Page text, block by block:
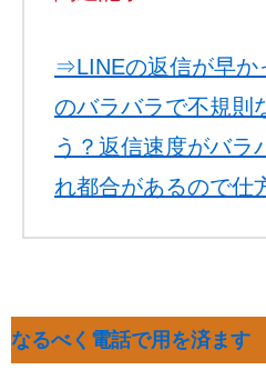
⇒LINEの返信が早か
のバラバラで不規則
う？返信速度がバラ
れ都合があるので仕
なるべく電話で用を済ます